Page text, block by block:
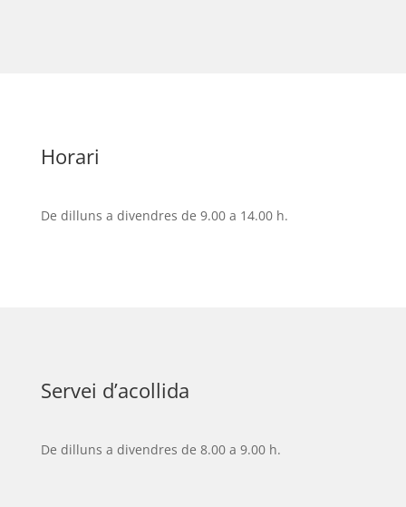
Horari
De dilluns a divendres de 9.00 a 14.00 h.
Servei d’acollida
De dilluns a divendres de 8.00 a 9.00 h.